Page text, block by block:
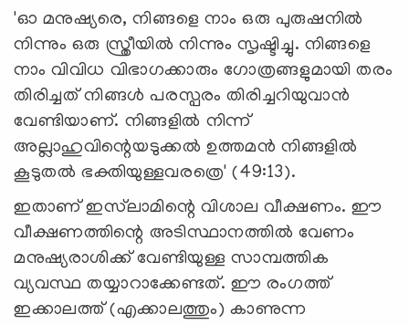
'ഓ മനുഷ്യരെ, നിങ്ങളെ നാം ഒരു പുരുഷനില്‍
നിന്നും ഒരു സ്ത്രീയില്‍ നിന്നും സൃഷ്ടിച്ചു. നിങ്ങളെ
നാം വിവിധ വിഭാഗക്കാരും ഗോത്രങ്ങളുമായി തരം
തിരിച്ചത് നിങ്ങള്‍ പരസ്പരം തിരിച്ചറിയുവാന്‍
വേണ്ടിയാണ്. നിങ്ങളില്‍ നിന്ന്
അല്ലാഹുവിന്റെയടുക്കല്‍ ഉത്തമന്‍ നിങ്ങളില്‍
കൂടുതല്‍ ഭക്തിയുള്ളവരത്രെ' (49:13).
ഇതാണ് ഇസ്‌ലാമിന്റെ വിശാല വീക്ഷണം. ഈ
വീക്ഷണത്തിന്റെ അടിസ്ഥാനത്തില്‍ വേണം
മനുഷ്യരാശിക്ക് വേണ്ടിയുള്ള സാമ്പത്തിക
വ്യവസ്ഥ തയ്യാറാക്കേണ്ടത്. ഈ രംഗത്ത്
ഇക്കാലത്ത് (എക്കാലത്തും) കാണുന്ന